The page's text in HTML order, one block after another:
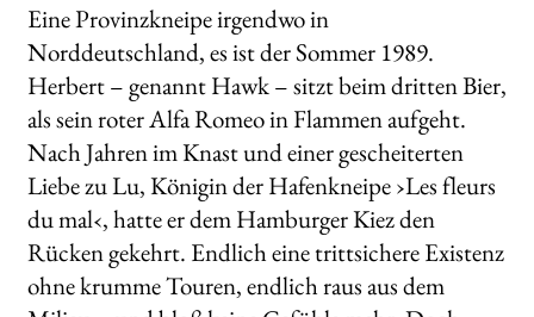
Eine Provinzkneipe irgendwo in
Norddeutschland, es ist der Sommer 1989.
Herbert – genannt Hawk – sitzt beim dritten Bier,
als sein roter Alfa Romeo in Flammen aufgeht.
Nach Jahren im Knast und einer gescheiterten
Liebe zu Lu, Königin der Hafenkneipe ›Les fleurs
du mal‹, hatte er dem Hamburger Kiez den
Rücken gekehrt. Endlich eine trittsichere Existenz
ohne krumme Touren, endlich raus aus dem